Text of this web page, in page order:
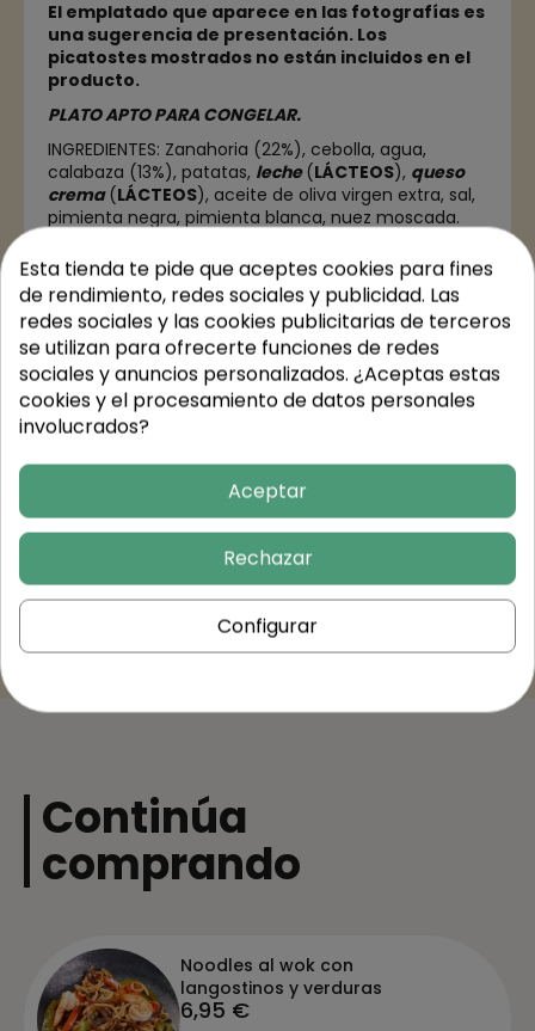
El emplatado que aparece en las fotografías es
una sugerencia de presentación. Los
picatostes mostrados no están incluidos en el
producto.
PLATO APTO PARA CONGELAR.
INGREDIENTES: Zanahoria (22%), cebolla, agua,
calabaza (13%), patatas, leche(LÁCTEOS), queso
crema(LÁCTEOS), aceite de oliva virgen extra, sal,
pimienta negra, pimienta blanca, nuez moscada.
Detalles del producto
Valores nutricionales
Trusted Shops Reviews
Continúa
comprando
Noodles al wok con
langostinos y verduras
6,95 €
Esta tienda te pide que aceptes cookies para fines
de rendimiento, redes sociales y publicidad. Las
redes sociales y las cookies publicitarias de terceros
se utilizan para ofrecerte funciones de redes
sociales y anuncios personalizados. ¿Aceptas estas
cookies y el procesamiento de datos personales
involucrados?
Aceptar
Rechazar
Configurar